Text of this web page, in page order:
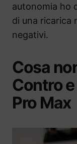
autonomia ho
di una ricarica
negativi.
Cosa
Contro
Pro Max